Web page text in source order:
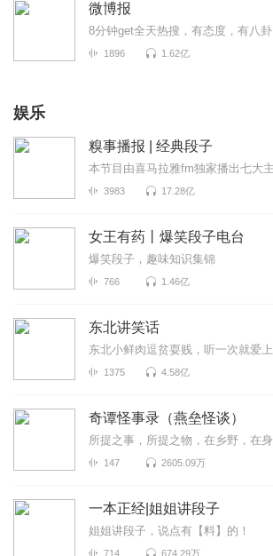
微博报
8分钟get全天热搜，有态度，有八卦
1896 1.62亿
娱乐
糗事播报 | 经典段子
3983 17.28亿
女王有药丨爆笑段子电台
爆笑段子，趣味知识集锦
766 1.46亿
东北讲笑话
东北小鲜肉逗贫耍贱，听一次就爱上
1375 4.58亿
奇谭怪事录（燕垒怪谈）
147 2605.09万
一本正经|姐姐讲段子
姐姐讲段子，说点有【料】的！
714 674.29万